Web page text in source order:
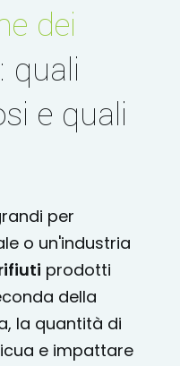
dei
: quali
e quali
per
o un'industria
prodotti
della
la quantità di
e impattare